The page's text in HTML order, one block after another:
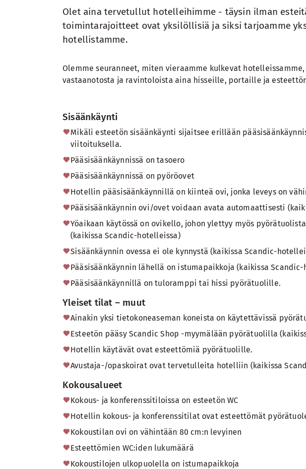
Olet aina tervetullut hotelleihimme - täysin ilman
toimintarajoitteet ovat yksilöllisiä ja siksi tarjoamme
hotellistamme.
Olemme seuranneet, miten vieraamme kulkevat
vastaanotosta ja ravintoloista aina hisseille, portaille ja
Sisäänkäynti
Mikäli esteetön sisäänkäynti sijaitsee erillään
viitoituksella.
Pääsisäänkäynnissä on tasoero
Pääsisäänkäynnissä on pyöröovet
Hotellin pääsisäänkäynnillä on kiinteä ovi, jonka leveys on
Pääsisäänkäynnin ovi/ovet voidaan avata automaattisesti
Yöaikaan käytössä on ovikello, johon ylettyy myös
(kaikissa Scandic-hotelleissa)
Sisäänkäynnin ovessa ei ole kynnystä (kaikissa Scandic-
Pääsisäänkäynnin lähellä on istumapaikkoja (kaikissa
Pääsisäänkäynnillä on tuloramppi tai hissi pyörätuolille.
Yleiset tilat – muut
Ainakin yksi tietokoneaseman koneista on käytettävissä
Esteetön pääsy Scandic Shop -myymälään pyörätuolilla
Hotellin käytävät ovat esteettömiä pyörätuolille.
Avustaja-/opaskoirat ovat tervetulleita hotelliin (kaikissa
Kokousalueet
Kokous- ja konferenssitiloissa on esteetön WC
Hotellin kokous- ja konferenssitilat ovat esteettömät
Kokoustilan ovi on vähintään 80 cm:n levyinen
Esteettömien WC:iden lukumäärä
Kokoustilojen ulkopuolella on istumapaikkoja